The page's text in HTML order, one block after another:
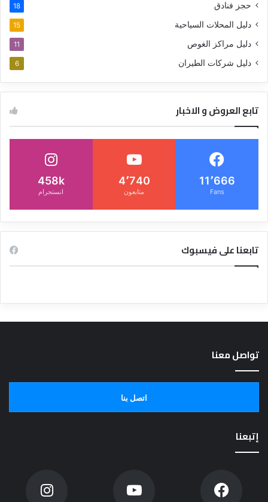
حجز فنادق 18
دليل المحلات السياحية 15
دليل مراكز الغوص 11
دليل شركات الطيران 6
تابع العروض و الاخبار
11٬666
Fans
4٬740
متابعون
458k
انستجرام
تابعنا على فيسبوك
تواصل معنا
اتصل بنا
إتبعنا